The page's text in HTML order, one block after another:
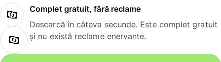
Complet gratuit, fără reclame
Descarcă în câteva secunde. Este complet gratuit
și nu există reclame enervante.